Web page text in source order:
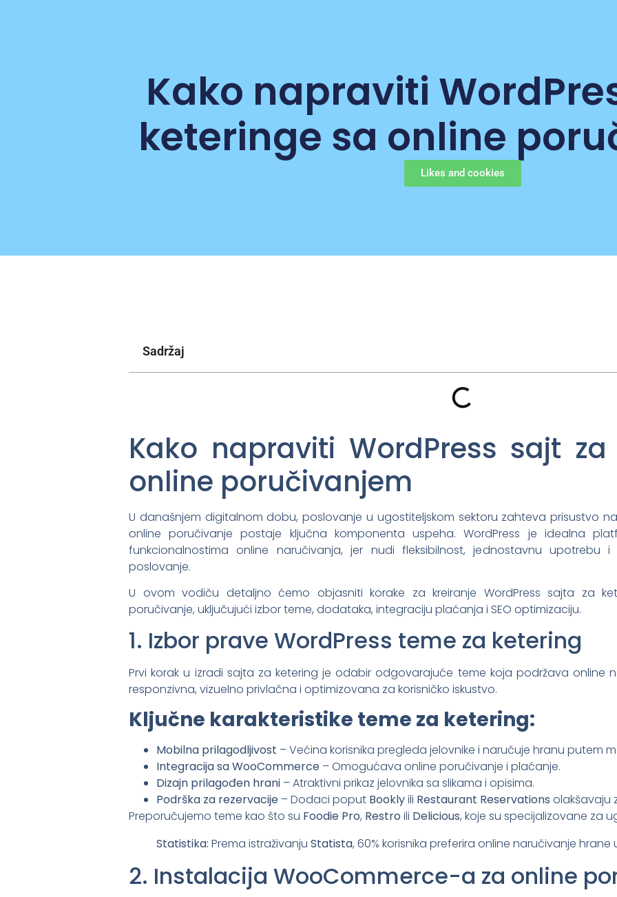
Kako napraviti
keteringe sa online
Likes and cookies
Sadržaj
Kako napraviti WordPress sajt
online poručivanjem
U današnjem digitalnom dobu, poslovanje u ugostiteljskom sektoru zahteva prisustvo
online poručivanje postaje ključna komponenta uspeha. WordPress je idealna
funkcionalnostima online naručivanja, jer nudi fleksibilnost, jednostavnu upotrebu
poslovanje.
U ovom vodiču detaljno ćemo objasniti korake za kreiranje WordPress sajta za
poručivanje, uključujući izbor teme, dodataka, integraciju plaćanja i SEO optimizaciju.
1. Izbor prave WordPress teme za ketering
Prvi korak u izradi sajta za ketering je odabir odgovarajuće teme koja podržava online
responzivna, vizuelno privlačna i optimizovana za korisničko iskustvo.
Ključne karakteristike teme za ketering:
Mobilna prilagodljivost – Većina korisnika pregleda jelovnike i naručuje hranu putem
Integracija sa WooCommerce – Omogućava online poručivanje i plaćanje.
Dizajn prilagođen hrani – Atraktivni prikaz jelovnika sa slikama i opisima.
Podrška za rezervacije – Dodaci poput Booklyili Restaurant Reservations olakšavaju
Preporučujemo teme kao što su Foodie Pro, Restro ili Delicious, koje su specijalizovane za
Statistika: Prema istraživanju Statista, 60% korisnika preferira online naručivanje
2. Instalacija WooCommerce-a za online